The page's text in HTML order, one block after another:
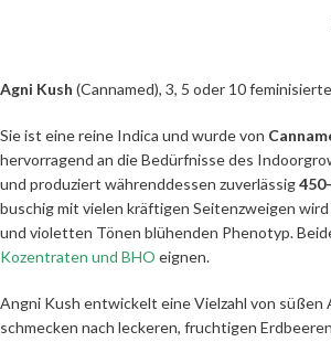
Agni Kush (Cannamed), 3, 5 oder 10
Sie ist eine reine Indica und wurde von
hervorragend an die Bedürfnisse des
und produziert währenddessen zuverlässig
buschig mit vielen kräftigen Seitenzweigen
und violetten Tönen blühenden Phenotyp.
Kozentraten und BHO eignen.
Angni Kush entwickelt eine Vielzahl von süßen
schmecken nach leckeren, fruchtigen Erdbeeren